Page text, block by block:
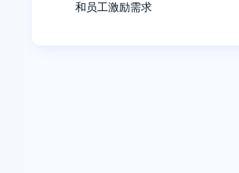
和员工激励需求